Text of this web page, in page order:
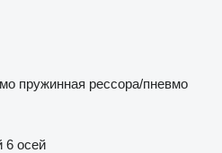
пружинная рессора/пневмо
6 осей